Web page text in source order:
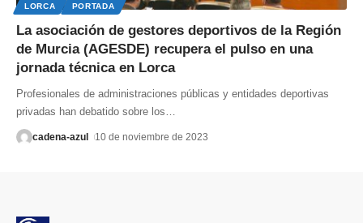
LORCA PORTADA
La asociación de gestores deportivos de la Región
de Murcia (AGESDE) recupera el pulso en una
jornada técnica en Lorca
Profesionales de administraciones públicas y entidades deportivas
privadas han debatido sobre los
cadena-azul 10 de noviembre de 2023